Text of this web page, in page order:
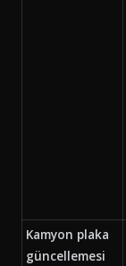
Kamyon plaka
güncellemesi